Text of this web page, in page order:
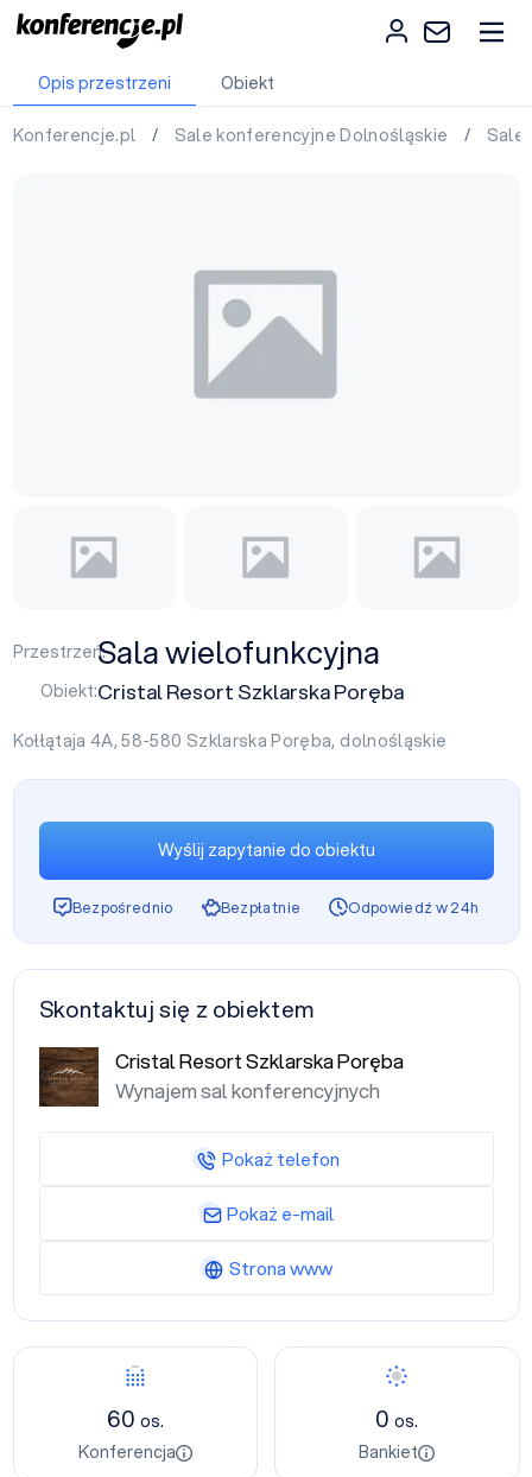
Opis przestrzeni Obiekt
Konferencje.pl / Sale konferencyjne Dolnośląskie / Sale
Przestrzeń:Sala wielofunkcyjna
Obiekt:Cristal Resort Szklarska Poręba
Kołłątaja 4A, 58-580 Szklarska Poręba, dolnośląskie
60 os.
Konferencja
0os.
Bankiet
Wyślij zapytanie do obiektu
Bezpośrednio Bezpłatnie Odpowiedź w 24h
Skontaktuj się z obiektem
Cristal Resort Szklarska Poręba
Wynajem sal konferencyjnych
Pokaż telefon
Pokaż e-mail
Strona www